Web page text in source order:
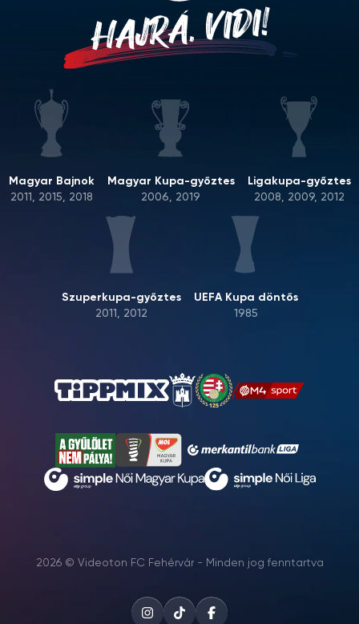
HAJRÁ, VIDI!
Magyar Bajnok
2011, 2015, 2018
Magyar Kupa-győztes
2006, 2019
Ligakupa-győztes
2008, 2009, 2012
Szuperkupa-győztes
2011, 2012
UEFA Kupa döntős
1985
2026 © Videoton FC Fehérvár - Minden jog fenntartva